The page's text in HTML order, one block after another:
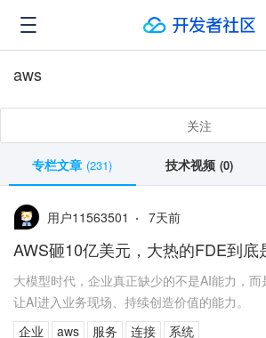
aws
关注
专栏文章 (231) 技术视频 (0)
用户11563501 7天前
AWS砸10亿美元，大热的FDE到底
大模型时代，企业真正缺少的不是AI能力，而
让AI进入业务现场、持续创造价值的能力。
企业
aws 服务 连接 系统